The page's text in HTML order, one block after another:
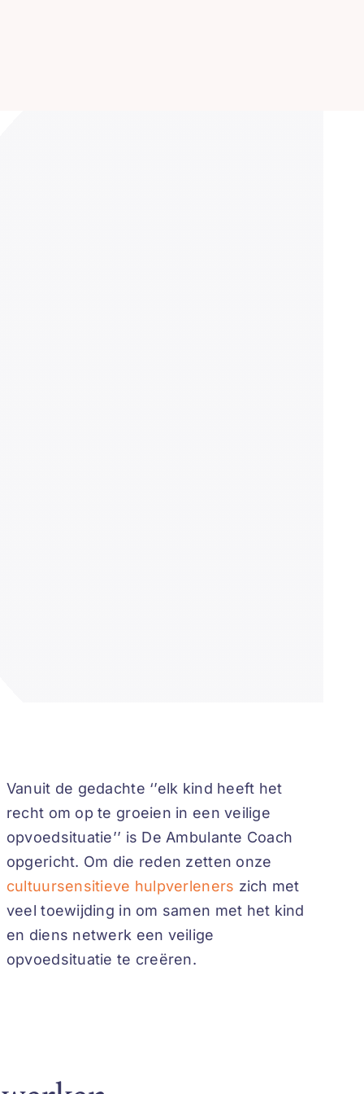
Vanuit de gedachte ‘’elk kind heeft het
recht om op te groeien in een veilige
opvoedsituatie’’ is De Ambulante Coach
opgericht. Om die reden zetten onze
cultuursensitieve hulpverleners zich met
veel toewijding in om samen met het kind
en diens netwerk een veilige
opvoedsituatie te creëren.